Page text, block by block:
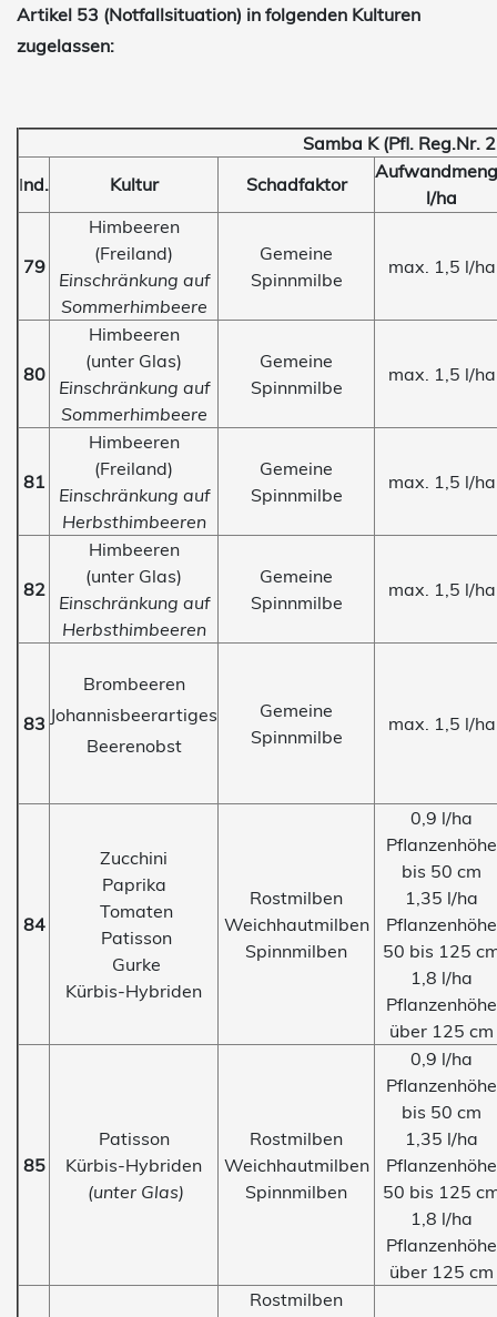
Artikel 53 (Notfallsituation) in folgenden Kulturen
zugelassen:
Samba K (Pfl. Reg.Nr.
Ind. Kultur Schadfaktor
l/ha
79
Himbeeren
(Freiland)
Einschränkung auf
Sommerhimbeere
Gemeine
Spinnmilbe
max. 1,5 l/ha
80
Himbeeren
(unter Glas)
Einschränkung auf
Sommerhimbeere
Gemeine
Spinnmilbe
max. 1,5 l/ha
81
Himbeeren
(Freiland)
Einschränkung auf
Herbsthimbeeren
Gemeine
Spinnmilbe
max. 1,5 l/ha
82
Himbeeren
(unter Glas)
Einschränkung auf
Herbsthimbeeren
Gemeine
Spinnmilbe
max. 1,5 l/ha
83
Brombeeren
Johannisbeerartiges
Beerenobst
Gemeine
Spinnmilbe
max. 1,5 l/ha
84
Zucchini
Paprika
Tomaten
Patisson
Gurke
Kürbis-Hybriden
Rostmilben
Weichhautmilben
Spinnmilben
0,9 l/ha
Pflanzenhöhe
bis 50 cm
1,35 l/ha
Pflanzenhöhe
50 bis 125
1,8 l/ha
Pflanzenhöhe
über 125 cm
85
Patisson
Kürbis-Hybriden
(unter Glas)
Rostmilben
Weichhautmilben
Spinnmilben
0,9 l/ha
Pflanzenhöhe
bis 50 cm
1,35 l/ha
Pflanzenhöhe
50 bis 125
1,8 l/ha
Pflanzenhöhe
über 125 cm
Rostmilben